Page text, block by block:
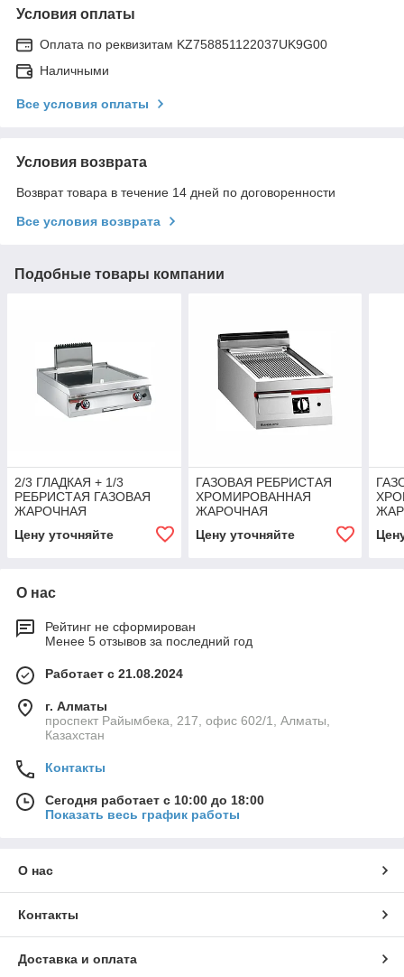
Условия оплаты
Оплата по реквизитам KZ758851122037UK9G00
Наличными
Все условия оплаты
Условия возврата
Возврат товара в течение 14 дней по договоренности
Все условия возврата
Подобные товары компании
2/3 ГЛАДКАЯ + 1/3
РЕБРИСТАЯ ГАЗОВАЯ
ЖАРОЧНАЯ
ПОВЕРХНОСТЬ Angelopo
Цену уточняйте
ГАЗОВАЯ РЕБРИСТАЯ
ХРОМИРОВАННАЯ
ЖАРОЧНАЯ
ПОВЕРХНОСТЬ Angelopo
Цену уточняйте
О нас
Рейтинг не сформирован
Менее 5 отзывов за последний год
Работает с 21.08.2024
г. Алматы
проспект Райымбека, 217, офис 602/1, Алматы,
Казахстан
Контакты
Сегодня работает с 10:00 до 18:00
Показать весь график работы
О нас
Контакты
Доставка и оплата